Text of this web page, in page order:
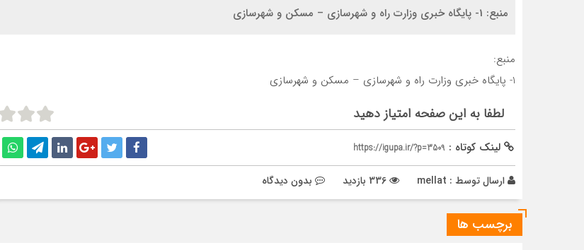
منبع: 1- پایگاه خبری وزارت راه و شهرسازی – مسکن و شهرسازی
منبع:
1- پایگاه خبری وزارت راه و شهرسازی – مسکن و شهرسازی
لطفا به این صفحه امتیاز دهید
لینک کوتاه : https://igupa.ir/?p=3509
ارسال توسط : mellat بدون دیدگاه
برچسب ها